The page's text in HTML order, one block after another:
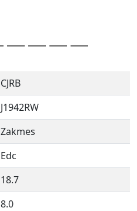
CJRB
J1942RW
Zakmes
Edc
18.7
8.0